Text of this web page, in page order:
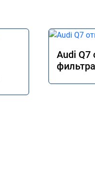
Audi Q7